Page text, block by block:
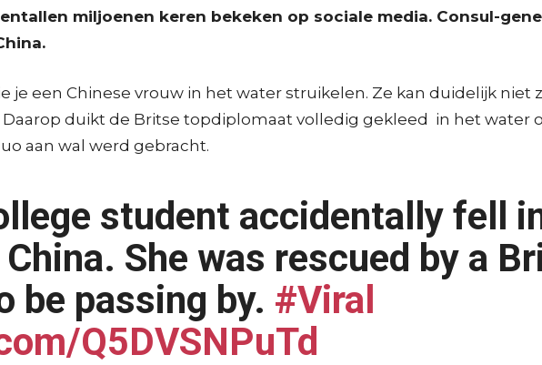
miljoenen keren bekeken op sociale media. Consul-
je een Chinese vrouw in het water struikelen. Ze kan duidelijk
duikt de Britse topdiplomaat volledig gekleed in het water
aan wal werd gebracht.
student accidentally fell
She was rescued by a
be passing by. #Viral
Q5DVSNPuTd